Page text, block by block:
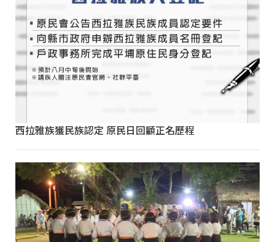
西拉雅族獲民族認定 原民日回顧正名歷程